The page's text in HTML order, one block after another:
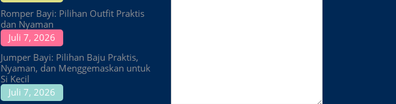
Romper Bayi: Pilihan Outfit Praktis
dan Nyaman
Juli 7, 2026
Jumper Bayi: Pilihan Baju Praktis,
Nyaman, dan Menggemaskan untuk
Si Kecil
Juli 7, 2026